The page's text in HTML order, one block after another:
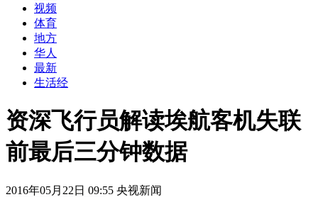
视频
体育
地方
华人
最新
生活经
资深飞行员解读埃航客机失联
前最后三分钟数据
2016年05月22日 09:55 央视新闻